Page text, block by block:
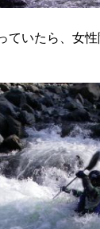
いたら、女性